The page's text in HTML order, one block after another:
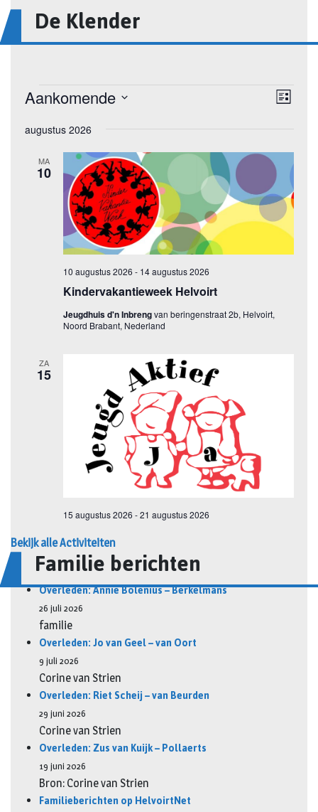
De Klender
Bekijk alle Activiteiten
Familie berichten
Overleden: Annie Bolenius – Berkelmans
26 juli 2026
familie
Overleden: Jo van Geel – van Oort
9 juli 2026
Corine van Strien
Overleden: Riet Scheij – van Beurden
29 juni 2026
Corine van Strien
Overleden: Zus van Kuijk – Pollaerts
19 juni 2026
Bron: Corine van Strien
Familieberichten op HelvoirtNet